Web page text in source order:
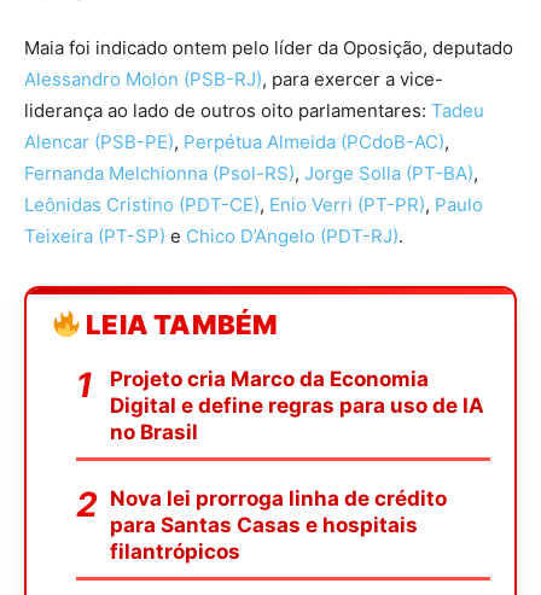
Maia foi indicado ontem pelo líder da Oposição, deputado
Alessandro Molon (PSB-RJ), para exercer a vice-
liderança ao lado de outros oito parlamentares: Tadeu
Alencar (PSB-PE), Perpétua Almeida (PCdoB-AC),
Fernanda Melchionna (Psol-RS), Jorge Solla (PT-BA),
Leônidas Cristino (PDT-CE), Enio Verri (PT-PR), Paulo
Teixeira (PT-SP) e Chico D’Angelo (PDT-RJ).
LEIA TAMBÉM
Projeto cria Marco da Economia
Digital e define regras para uso de IA
no Brasil
Nova lei prorroga linha de crédito
para Santas Casas e hospitais
filantrópicos